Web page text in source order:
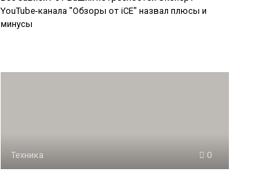
YouTube-канала "Обзоры от iCE" назвал плюсы и
минусы
Техника 0